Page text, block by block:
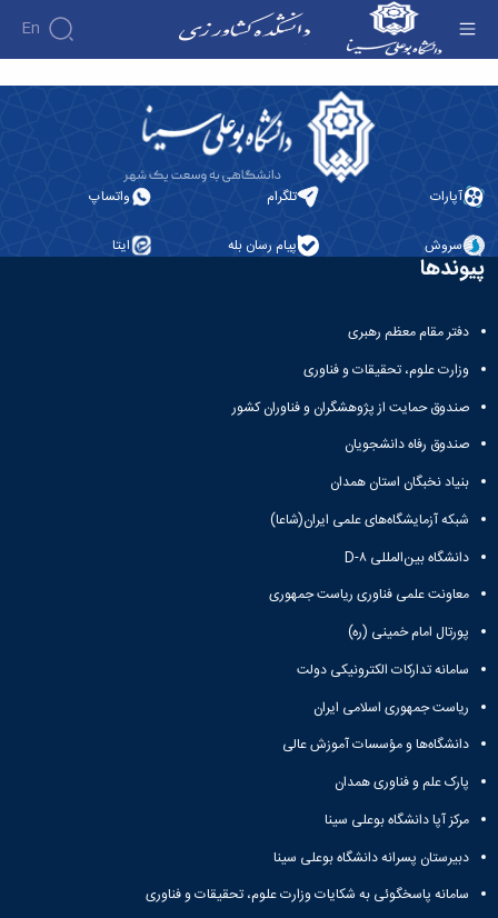
En
آپارات تلگرام واتساپ
سروش پیام رسان بله ایتا
پیوندها
دفتر مقام معظم رهبری
وزارت علوم، تحقیقات و فناوری
صندوق حمایت از پژوهشگران و فناوران کشور
صندوق رفاه دانشجویان
بنیاد نخبگان استان همدان
شبکه آزمایشگاه‌های علمی ایران(شاعا)
دانشگاه بین‌المللی D-۸
معاونت علمی فناوری ریاست جمهوری
پورتال امام خمینی (ره)
سامانه تدارکات الکترونیکی دولت
ریاست جمهوری اسلامی ایران
دانشگاه‌ها و مؤسسات آموزش عالی
پارک علم و فناوری همدان
مرکز آپا دانشگاه بوعلی سینا
دبیرستان پسرانه دانشگاه بوعلی سینا
سامانه پاسخگوئی به شکایات وزارت علوم، تحقیقات و فناوری